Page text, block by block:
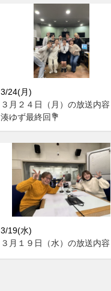
3/24(月)
３月２４日（月）の放送内
湊ゆず最終回💐
3/19(水)
３月１９日（水）の放送内容